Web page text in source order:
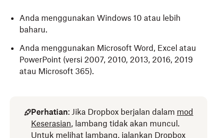
Anda menggunakan Windows 10 atau lebih
baharu.
Anda menggunakan Microsoft Word, Excel atau
PowerPoint (versi 2007, 2010, 2013, 2016, 2019
atau Microsoft 365).
Perhatian: Jika Dropbox berjalan dalam mod
Keserasian, lambang tidak akan muncul.
Untuk melihat lambang, jalankan Dropbox